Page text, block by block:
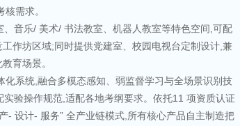
需求。
音乐/ 美术/ 书法教室、机器人教室等特色空间,可配
作坊区域;同时提供党建室、校园电视台定制设计,兼
育场景。
系统,融合多模态感知、弱监督学习与全场景识别技
验操作规范,适配各地考纲要求。依托11 项资质认证
- 设计- 服务” 全产业链模式,所有核心产品自主制造把